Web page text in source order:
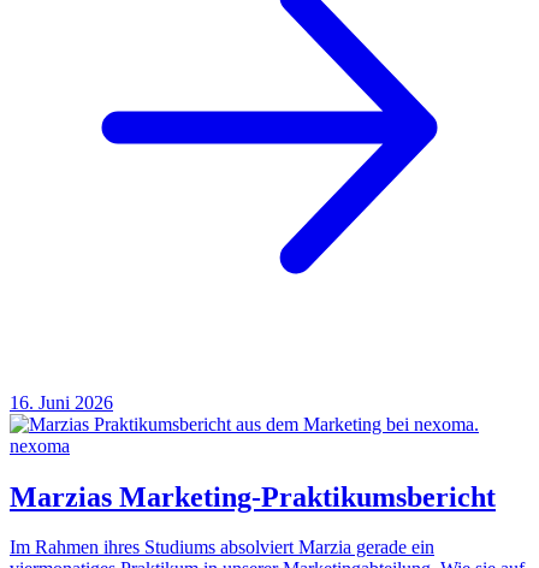
16. Juni 2026
nexoma
Marzias Marketing-Praktikumsbericht
Im Rahmen ihres Studiums absolviert Marzia gerade ein